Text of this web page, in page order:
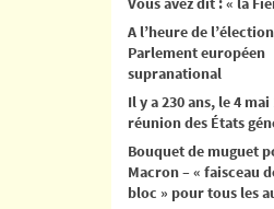
A l’heure de
Parlement européen
supranational
Il y a 230 ans, le 4 mai
réunion des États
Bouquet de muguet
Macron – « faisceau
bloc » pour tous les